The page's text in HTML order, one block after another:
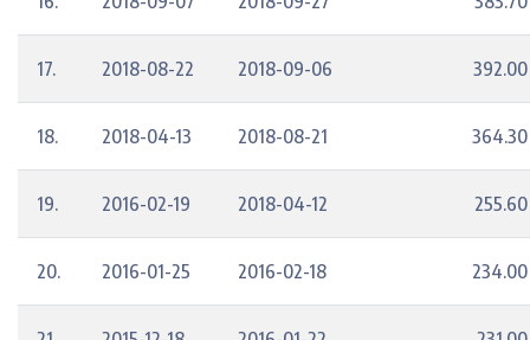
17. 2018-08-22 2018-09-06 392.00
18. 2018-04-13 2018-08-21 364.30
19. 2016-02-19 2018-04-12 255.60
20. 2016-01-25 2016-02-18 234.00